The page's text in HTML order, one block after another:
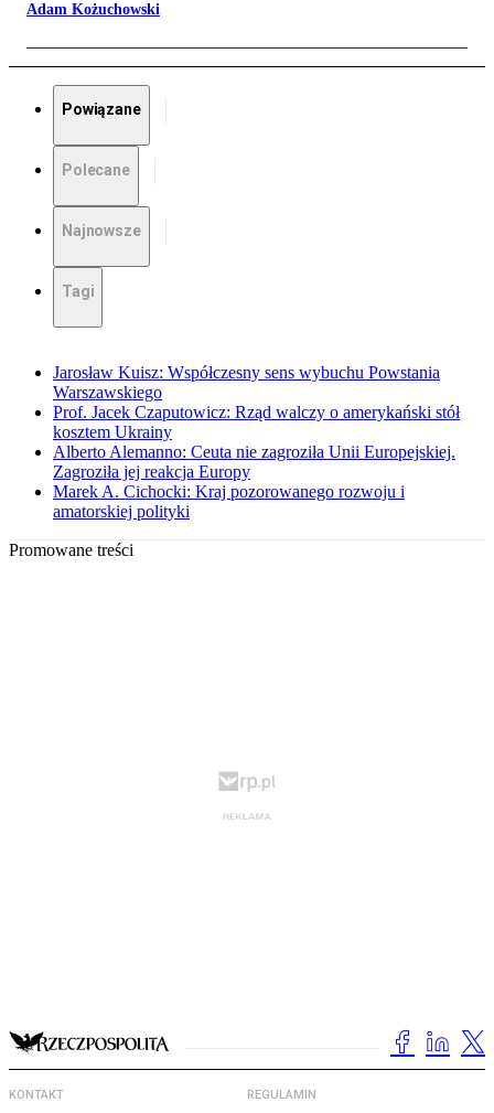
Adam Kożuchowski
Powiązane
Polecane
Najnowsze
Tagi
Jarosław Kuisz: Współczesny sens wybuchu Powstania
Warszawskiego
Prof. Jacek Czaputowicz: Rząd walczy o amerykański stół
kosztem Ukrainy
Alberto Alemanno: Ceuta nie zagroziła Unii Europejskiej.
Zagroziła jej reakcja Europy
Marek A. Cichocki: Kraj pozorowanego rozwoju i
amatorskiej polityki
Promowane treści
KONTAKT REGULAMIN